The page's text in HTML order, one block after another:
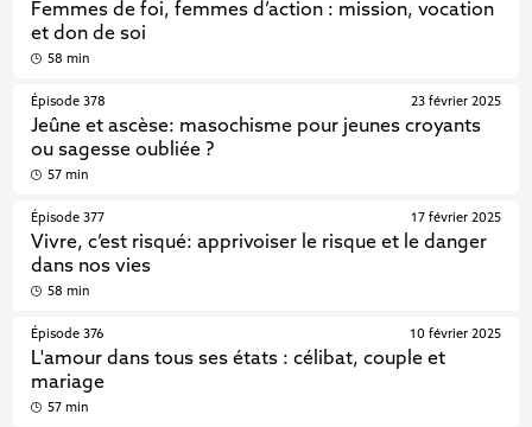
Femmes de foi, femmes d’action : mission, vocation
et don de soi
58 min
Épisode 378
Jeûne et ascèse: masochisme pour jeunes croyants
ou sagesse oubliée ?
23 février 2025
57 min
Épisode 377
Vivre, c’est risqué: apprivoiser le risque et le danger
dans nos vies
17 février 2025
58 min
Épisode 376
L'amour dans tous ses états : célibat, couple et
mariage
10 février 2025
57 min